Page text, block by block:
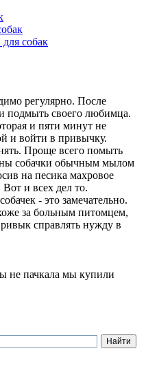
собак
регулярно. После
подмыть своего любимца.
и пяти минут не
и войти в привычку.
Проще всего помыть
собачки обычным мылом
на песика махровое
Вот и всех дел то.
- это замечательно.
за больным питомцем,
справлять нужду в
не пачкала мы купили